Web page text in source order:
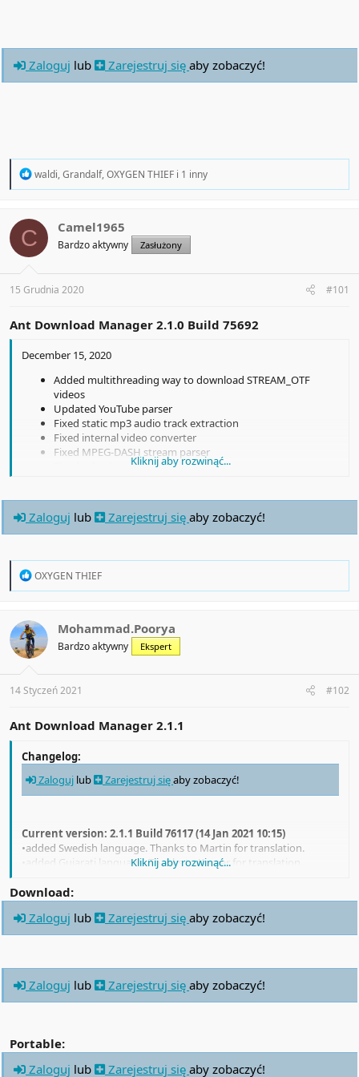
Zaloguj lub Zarejestruj się aby zobaczyć!
R
t
i
o
s
:
waldi,Grandalf,OXYGEN THIEF i 1 inny
C Camel1965
Bardzo aktywny Zasłużony
15 Grudnia 2020 #101
Ant Download Manager 2.1.0 Build 75692
December 15, 2020
Added multithreading way to download STREAM_OTF
videos
Updated YouTube parser
Fixed static mp3 audio track extraction
Fixed internal video converter
Fixed MPEG-DASH stream parser
Fixed selection of torrent downloads
Removed support of outdated Adobe F4M stream protocol
Refactoring and bug fix
Kliknij aby rozwinąć...
Zaloguj lub Zarejestruj się aby zobaczyć!
R
t
i
o
s
:
OXYGEN THIEF
Mohammad.Poorya
Bardzo aktywny Ekspert
14 Styczeń 2021 #102
Ant Download Manager 2.1.1
Changelog:
Zaloguj lub Zarejestruj sięaby zobaczyć!
Current version: 2.1.1 Build 76117 (14 Jan 2021 10:15)
•added Swedish language. Thanks to Martin for translation.
•added Gujarati language. Thanks to Kumar for translation.
•fixed bilibili.com parser
•fixed magnet torrent downloads
•fixed clipboard capture bug
•fixed showing minimized progress window in Aero Peek Windows
Kliknij aby rozwinąć...
Download:
Zaloguj lub Zarejestruj się aby zobaczyć!
Zaloguj lub Zarejestruj się aby zobaczyć!
Portable:
Zaloguj lub Zarejestruj się aby zobaczyć!